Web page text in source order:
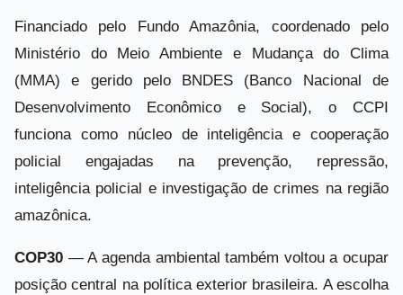
Financiado pelo Fundo Amazônia, coordenado pelo
Ministério do Meio Ambiente e Mudança do Clima
(MMA) e gerido pelo BNDES (Banco Nacional de
Desenvolvimento Econômico e Social), o CCPI
funciona como núcleo de inteligência e cooperação
policial engajadas na prevenção, repressão,
inteligência policial e investigação de crimes na região
amazônica.
COP30 — A agenda ambiental também voltou a ocupar
posição central na política exterior brasileira. A escolha